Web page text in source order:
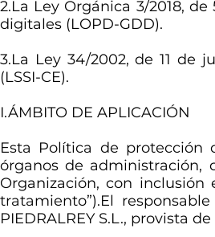
2.La Ley Orgánica 3/2018,
digitales (LOPD-GDD).
3.La Ley 34/2002, de 11 de
(LSSI-CE).
I.ÁMBITO DE APLICACIÓN
Esta Política de protección
órganos de administración,
Organización, con inclusión
tratamiento”).El
PIEDRALREY S.L., provista